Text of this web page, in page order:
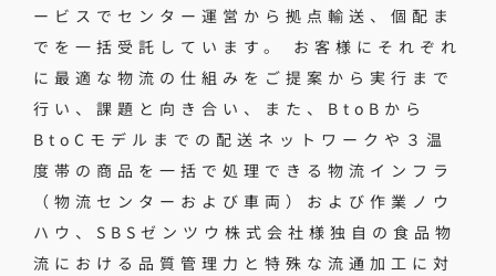
ービスでセンター運営から拠点輸送、個配ま
でを一括受託しています。 お客様にそれぞれ
に最適な物流の仕組みをご提案から実行まで
行い、課題と向き合い、また、BtoBから
BtoCモデルまでの配送ネットワークや３温
度帯の商品を一括で処理できる物流インフラ
（物流センターおよび車両）および作業ノウ
ハウ、SBSゼンツウ株式会社様独自の食品物
流における品質管理力と特殊な流通加工に対